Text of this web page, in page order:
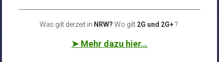
Was gilt derzeit in NRW? Wo gilt 2G und 2G+?
➤ Mehr dazu hier…